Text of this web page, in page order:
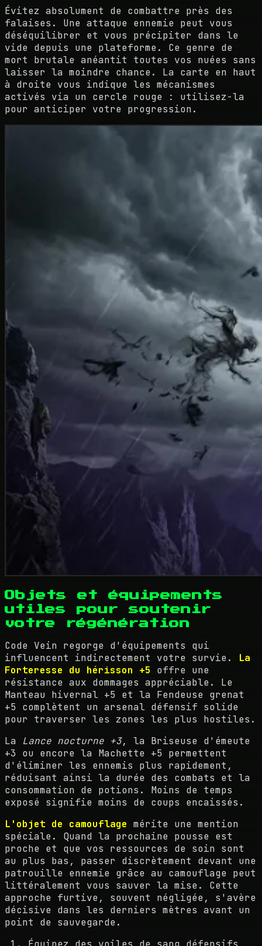
Évitez absolument de combattre près des
falaises. Une attaque ennemie peut vous
déséquilibrer et vous précipiter dans le
vide depuis une plateforme. Ce genre de
mort brutale anéantit toutes vos nuées sans
laisser la moindre chance. La carte en haut
à droite vous indique les mécanismes
activés via un cercle rouge : utilisez-la
pour anticiper votre progression.
Objets et équipements
utiles pour soutenir
votre régénération
Code Vein regorge d'équipements qui
influencent indirectement votre survie. La
Forteresse du hérisson +5 offre une
résistance aux dommages appréciable. Le
Manteau hivernal +5 et la Fendeuse grenat
+5 complètent un arsenal défensif solide
pour traverser les zones les plus hostiles.
La Lance nocturne +3, la Briseuse d'émeute
+3 ou encore la Machette +5 permettent
d'éliminer les ennemis plus rapidement,
réduisant ainsi la durée des combats et la
consommation de potions. Moins de temps
exposé signifie moins de coups encaissés.
L'objet de camouflage mérite une mention
spéciale. Quand la prochaine pousse est
proche et que vos ressources de soin sont
au plus bas, passer discrètement devant une
patrouille ennemie grâce au camouflage peut
littéralement vous sauver la mise. Cette
approche furtive, souvent négligée, s'avère
décisive dans les derniers mètres avant un
point de sauvegarde.